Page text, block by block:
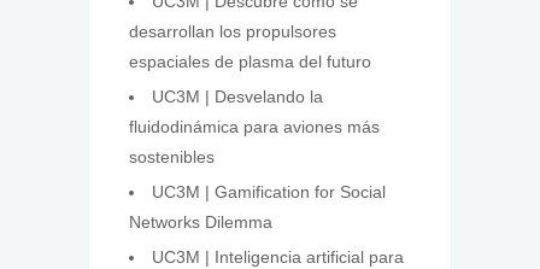
desarrollan los propulsores
espaciales de plasma del futuro
UC3M | Desvelando la
fluidodinámica para aviones más
sostenibles
UC3M | Gamification for Social
Networks Dilemma
UC3M | Inteligencia artificial para